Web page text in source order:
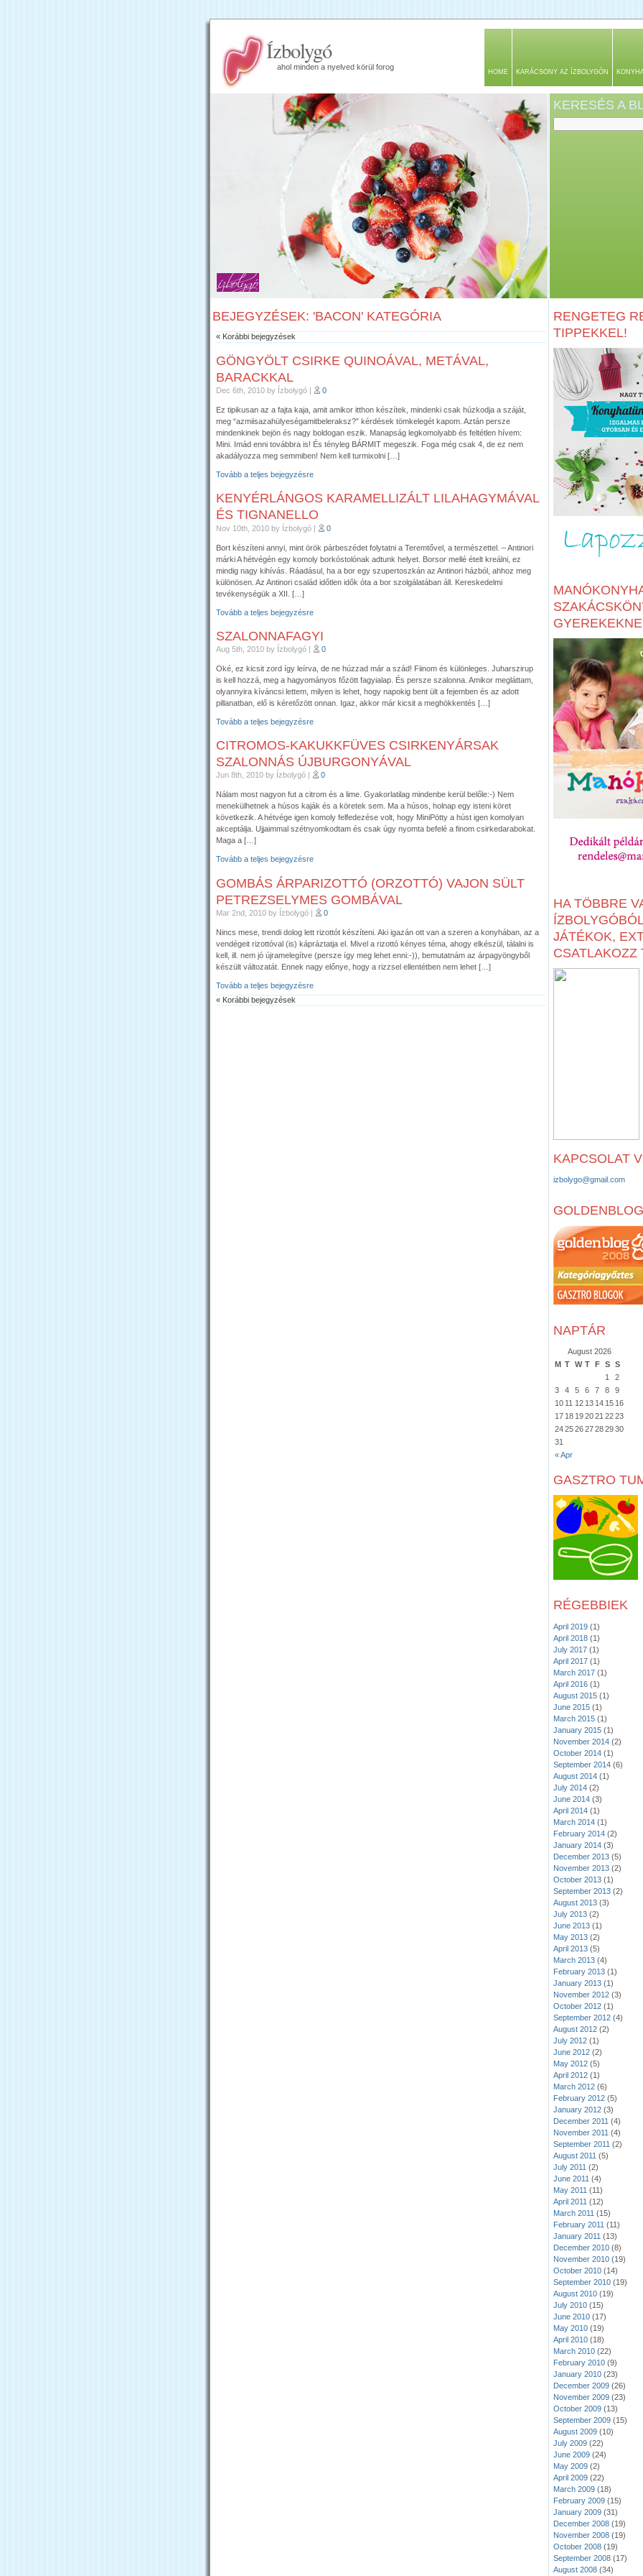
Ízbolygó
ahol minden a nyelved körül forog
HOME KARÁCSONY AZ ÍZBOLYGÓN
KERESÉS A
BEJEGYZÉSEK: 'BACON' KATEGÓRIA
« Korábbi bejegyzések
GÖNGYÖLT CSIRKE QUINOÁVAL, METÁVAL,
BARACKKAL
Dec 6th, 2010 by Ízbolygó | 0
Ez tipikusan az a fajta kaja, amit amikor itthon készítek, mindenki csak húzkodja a száját,
meg “azmiisazahülyeségamitbeleraksz?” kérdések tömkelegét kapom. Aztán persze
mindenkinek bejön és nagy boldogan eszik. Manapság legkomolyabb és feltétlen hívem:
Mini. Imád enni továbbra is! És tényleg BÁRMIT megeszik. Foga még csak 4, de ez nem
akadályozza meg semmiben! Nem kell turmixolni […]
Tovább a teljes bejegyzésre
KENYÉRLÁNGOS KARAMELLIZÁLT LILAHAGYMÁVAL
ÉS TIGNANELLO
Nov 10th, 2010 by Ízbolygó | 0
Bort készíteni annyi, mint örök párbeszédet folytatni a Teremtővel, a természettel. – Antinori
márki A hétvégén egy komoly borkóstolónak adtunk helyet. Borsor mellé ételt kreálni, ez
mindig nagy kihívás. Ráadásul, ha a bor egy szupertoszkán az Antinori házból, ahhoz meg
különösen. Az Antinori család időtlen idők óta a bor szolgálatában áll. Kereskedelmi
tevékenységük a XII. […]
Tovább a teljes bejegyzésre
SZALONNAFAGYI
Aug 5th, 2010 by Ízbolygó | 0
Oké, ez kicsit zord így leírva, de ne húzzad már a szád! Fiinom és különleges. Juharszirup
is kell hozzá, meg a hagyományos főzött fagyialap. És persze szalonna. Amikor megláttam,
olyannyira kíváncsi lettem, milyen is lehet, hogy napokig bent ült a fejemben és az adott
pillanatban, elő is kéretőzött onnan. Igaz, akkor már kicsit a meghökkentés […]
Tovább a teljes bejegyzésre
CITROMOS-KAKUKKFÜVES CSIRKENYÁRSAK
SZALONNÁS ÚJBURGONYÁVAL
Jun 8th, 2010 by Ízbolygó 0
Nálam most nagyon fut a citrom és a lime. Gyakorlatilag mindenbe kerül belőle:-) Nem
menekülhetnek a húsos kaják és a köretek sem. Ma a húsos, holnap egy isteni köret
következik. A hétvége igen komoly felfedezése volt, hogy MiniPötty a húst igen komolyan
akceptálja. Ujjaimmal szétnyomkodtam és csak úgy nyomta befelé a finom csirkedarabokat.
Maga a […]
Tovább a teljes bejegyzésre
GOMBÁS ÁRPARIZOTTÓ (ORZOTTÓ) VAJON SÜLT
PETREZSELYMES GOMBÁVAL
Mar 2nd, 2010 by Ízbolygó | 0
Nincs mese, trendi dolog lett rizottót készíteni. Aki igazán ott van a szeren a konyhában, az a
vendégeit rizottóval (is) kápráztatja el. Mivel a rizottó kényes téma, ahogy elkészül, tálalni is
kell, ill. nem jó újramelegítve (persze így meg lehet enni:-)), bemutatnám az árpagyöngyből
készült változatát. Ennek nagy előnye, hogy a rizzsel ellentétben nem lehet […]
Tovább a teljes bejegyzésre
« Korábbi bejegyzések
RENGETEG
TIPPEKKEL!
HA TÖBBRE
JÁTÉKOK,
CSATLAKOZZ
KAPCSOLAT
izbolygo@gmail.com
GOLDENBLOG
NAPTÁR
August 2026
M T W T F S S
« Apr
1
2
3
4 5 6 7 8
9
10 11 12 13 14 15 16
17 18 192021 2223
24252627282930
31
GASZTRO
RÉGEBBIEK
April 2019 (1)
April 2018 (1)
July 2017 (1)
April 2017 (1)
March 2017 (1)
April 2016 (1)
August 2015 (1)
June 2015 (1)
March 2015 (1)
January 2015 (1)
November 2014 (2)
October 2014 (1)
September 2014 (6)
August 2014 (1)
July 2014 (2)
June 2014 (3)
April 2014 (1)
March 2014 (1)
February 2014 (2)
January 2014 (3)
December 2013 (5)
November 2013 (2)
October 2013 (1)
September 2013 (2)
August 2013 (3)
July 2013 (2)
June 2013 (1)
May 2013 (2)
April 2013 (5)
March 2013 (4)
February 2013 (1)
January 2013 (1)
November 2012 (3)
October 2012 (1)
September 2012 (4)
August 2012 (2)
July 2012 (1)
June 2012 (2)
May 2012 (5)
April 2012 (1)
March 2012 (6)
February 2012 (5)
January 2012 (3)
December 2011 (4)
November 2011 (4)
September 2011 (2)
August 2011 (5)
July 2011 (2)
June 2011 (4)
May 2011 (11)
April 2011 (12)
March 2011 (15)
February 2011 (11)
January 2011 (13)
December 2010 (8)
November 2010 (19)
October 2010 (14)
September 2010 (19)
August 2010 (19)
July 2010 (15)
June 2010 (17)
May 2010 (19)
April 2010 (18)
March 2010 (22)
February 2010 (9)
January 2010 (23)
December 2009 (26)
November 2009 (23)
October 2009 (13)
September 2009 (15)
August 2009 (10)
July 2009 (22)
June 2009 (24)
May 2009 (2)
April 2009 (22)
March 2009 (18)
February 2009 (15)
January 2009 (31)
December 2008 (19)
November 2008 (19)
October 2008 (19)
September 2008 (17)
August 2008 (34)